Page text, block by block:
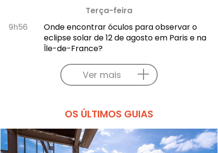
Terça-feira
9h56
Onde encontrar óculos para observar o
eclipse solar de 12 de agosto em Paris e na
Île-de-France?
Ver mais
OS ÚLTIMOS GUIAS